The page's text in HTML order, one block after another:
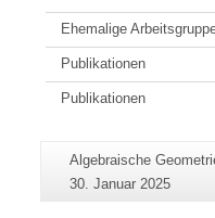
Ehemalige
Publikationen
Publikationen
Zusätzliche
Informationen
Seiten-
Name:
Algebraische
Letzte
30. Januar 2025